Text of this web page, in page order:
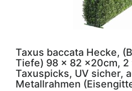
Taxus baccata Hecke,
Tiefe) 98 x 82 x20cm, 2
Taxuspicks, UV sicher,
Metallrahmen